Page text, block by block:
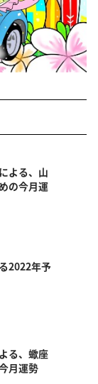
よる、山
の今月運
2022年予
る、蠍座
月運勢